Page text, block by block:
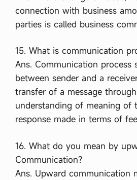
connection with business
parties is called business
15. What is communication
Ans. Communication process
between sender and a
transfer of a message
understanding of meaning of
response made in terms of
16. What do you mean by
Communication?
Ans. Upward communication